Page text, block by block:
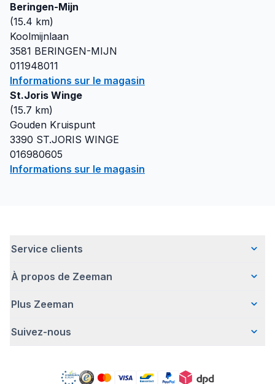
Beringen-Mijn
(15.4 km)
Koolmijnlaan
3581 BERINGEN-MIJN
011948011
Informations sur le magasin
St.Joris Winge
(15.7 km)
Gouden Kruispunt
3390 ST.JORIS WINGE
016980605
Informations sur le magasin
Service clients
Questions fréquentes
Livraison
Retour d'articles
À propos de Zeeman
Qui sommes-nous ?
Une entreprise responsable
Rapport annuel RSE
Plus Zeeman
Avertissement de sécurité
Nos campagnes
Suivez-nous